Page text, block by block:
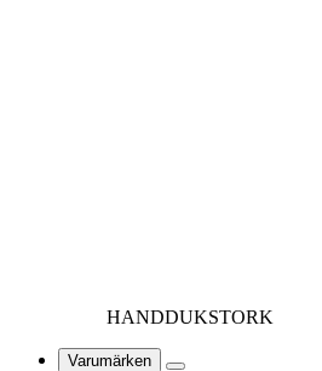
HANDDUKSTORK
Varumärken